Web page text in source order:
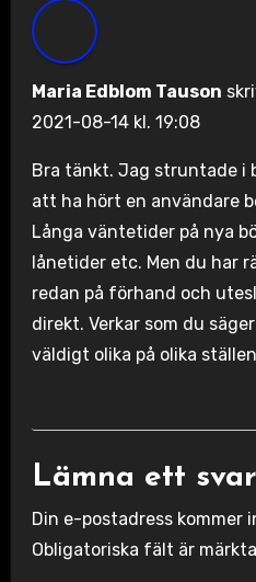
Maria Edblom Tauson
2021-08-14 kl. 19:08
Bra tänkt. Jag struntade i
att ha hört en användare
Långa väntetider på nya
lånetider etc. Men du har
redan på förhand och
direkt. Verkar som du
väldigt olika på olika
Lämna ett svar
Din e-postadress kommer
Obligatoriska fält är märkta